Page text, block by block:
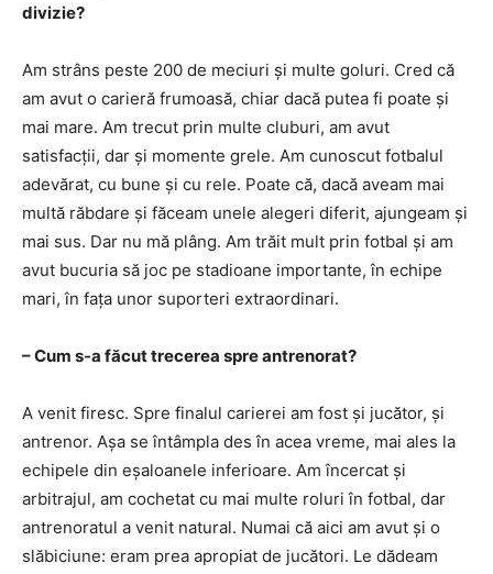
divizie?
Am strâns peste 200 de meciuri și multe goluri. Cred că
am avut o carieră frumoasă, chiar dacă putea fi poate și
mai mare. Am trecut prin multe cluburi, am avut
satisfacții, dar și momente grele. Am cunoscut fotbalul
adevărat, cu bune și cu rele. Poate că, dacă aveam mai
multă răbdare și făceam unele alegeri diferit, ajungeam și
mai sus. Dar nu mă plâng. Am trăit mult prin fotbal și am
avut bucuria să joc pe stadioane importante, în echipe
mari, în fața unor suporteri extraordinari.
– Cum s-a făcut trecerea spre antrenorat?
A venit firesc. Spre finalul carierei am fost și jucător, și
antrenor. Așa se întâmpla des în acea vreme, mai ales la
echipele din eșaloanele inferioare. Am încercat și
arbitrajul, am cochetat cu mai multe roluri în fotbal, dar
antrenoratul a venit natural. Numai că aici am avut și o
slăbiciune: eram prea apropiat de jucători. Le dădeam